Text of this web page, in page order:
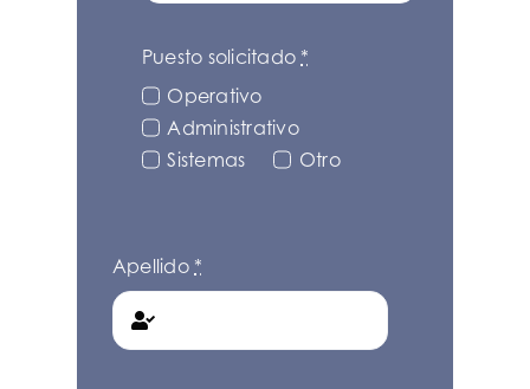
Puesto solicitado *
Operativo
Administrativo
Sistemas
Otro
Apellido *